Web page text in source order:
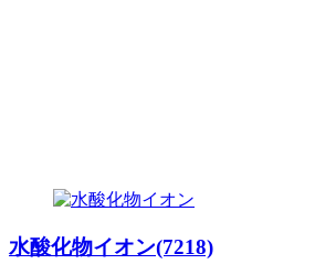
水酸化物イオン(7218)